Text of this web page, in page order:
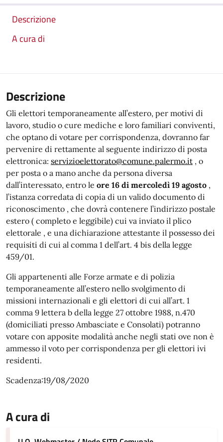
Descrizione
A cura di
Descrizione
Gli elettori temporaneamente all’estero, per motivi di
lavoro, studio o cure mediche e loro familiari conviventi,
che optano di votare per corrispondenza, dovranno far
pervenire di rettamente al seguente indirizzo di posta
elettronica: servizioelettorato@comune.palermo.it , o
per posta o a mano anche da persona diversa
dall’interessato, entro le ore 16 di mercoledì 19 agosto ,
l’istanza corredata di copia di un valido documento di
riconoscimento , che dovrà contenere l’indirizzo postale
estero ( completo e leggibile) cui va inviato il plico
elettorale , e una dichiarazione attestante il possesso dei
requisiti di cui al comma 1 dell’art. 4 bis della legge
459/01.
Gli appartenenti alle Forze armate e di polizia
temporaneamente all’estero nello svolgimento di
missioni internazionali e gli elettori di cui all’art. 1
comma 9 lettera b della legge 27 ottobre 1988, n.470
(domiciliati presso Ambasciate e Consolati) potranno
votare con apposite modalità anche negli stati ove non è
ammesso il voto per corrispondenza per gli elettori ivi
residenti.
Scadenza:19/08/2020
A cura di